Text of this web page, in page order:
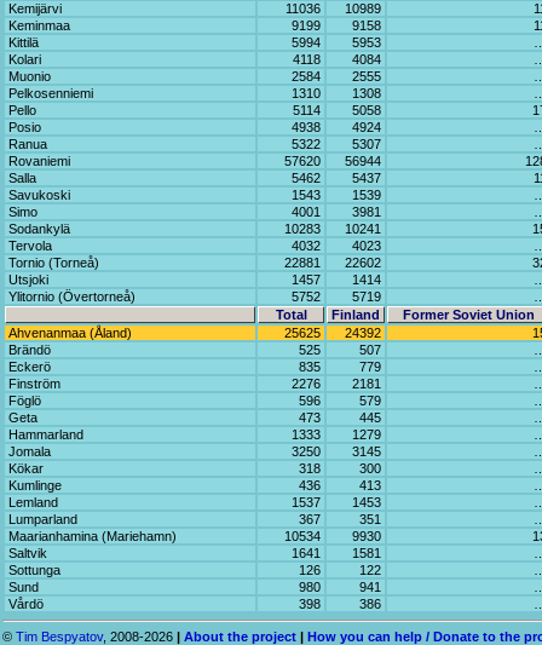
Kemijärvi
11036 10989
Keminmaa
9199 9158
Kittilä
5994 5953
Kolari
4118 4084
Muonio
2584 2555
Pelkosenniemi
1310 1308
Pello
5114 5058
Posio
4938 4924
Ranua
5322 5307
Rovaniemi
57620 56944
Salla
5462 5437
Savukoski
1543 1539
Simo
4001 3981
Sodankylä
10283 10241
Tervola
4032 4023
Tornio (Torneå)
22881 22602
Utsjoki
1457 1414
Ylitornio (Övertorneå)
5752 5719
Total
Finland
Former Soviet Union
Ahvenanmaa (Åland)
25625 24392
Brändö
525 507
Eckerö
835 779
Finström
2276 2181
Föglö
596 579
Geta
473 445
Hammarland
1333 1279
Jomala
3250 3145
Kökar
318 300
Kumlinge
436 413
Lemland
1537 1453
Lumparland
367 351
Maarianhamina (Mariehamn)
10534 9930
Saltvik
1641 1581
Sottunga
126 122
Sund
980 941
Vårdö
398 386
© Tim Bespyatov, 2008-2026 | About the project | How you can help / Donate to the